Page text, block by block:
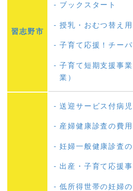
習志野市
ブックスタート
授乳・おむつ替え
子育て応援！チー
子育て短期支援事
業）
送迎サービス付病
産婦健康診査の費
妊婦一般健康診査
出産・子育て応援
低所得世帯の妊婦